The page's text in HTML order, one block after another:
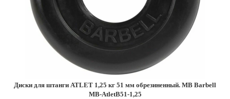
Диски для штанги ATLET 1,25 кг 51 мм обрезиненный. MB Barbell
MB-AtletB51-1,25